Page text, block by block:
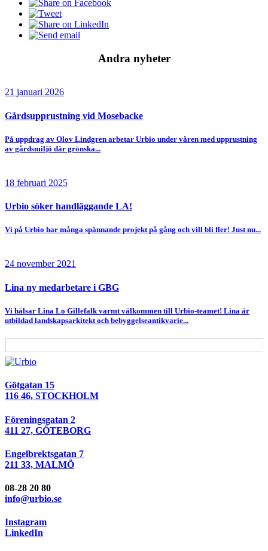
Andra nyheter
21 januari 2026
Gårdsupprustning vid Mosebacke
På uppdrag av Olov Lindgren arbetar Urbio under våren med upprustning
av gårdsmiljö där grönska...
18 februari 2025
Urbio söker handläggande LA!
Vi på Urbio har många spännande projekt på gång och vill bli fler! Just nu...
24 november 2021
Lina ny medarbetare i GBG
Vi hälsar Lina Lo Gillefalk varmt välkommen till Urbio-teamet! Lina är
utbildad landskapsarkitekt och bebyggelseantikvarie...
Götgatan 15
116 46, STOCKHOLM
Föreningsgatan 2
411 27, GÖTEBORG
Engelbrektsgatan 7
211 33, MALMÖ
08-28 20 80
info@urbio.se
Instagram
LinkedIn